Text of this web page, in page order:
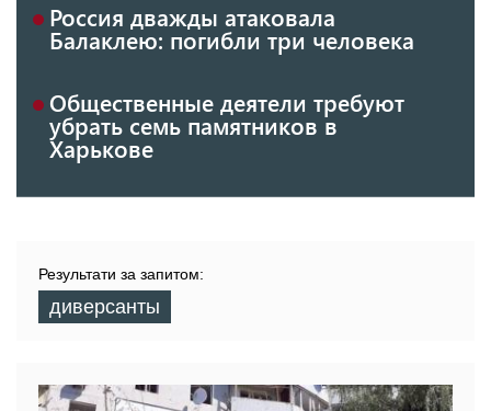
Россия дважды атаковала
Балаклею: погибли три человека
Общественные деятели требуют
убрать семь памятников в
Харькове
Результати за запитом:
диверсанты